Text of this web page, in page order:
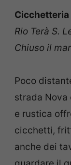
Cicchetteria
Rio Terà S.
Chiuso il
Poco
strada
e rustica
cicchetti,
anche dei